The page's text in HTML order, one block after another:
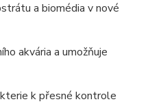
a biomédia v nové
akvária a umožňuje
k přesné kontrole